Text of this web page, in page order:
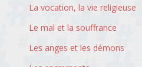
La vocation, la vie religieuse
Le mal et la souffrance
Les anges et les démons